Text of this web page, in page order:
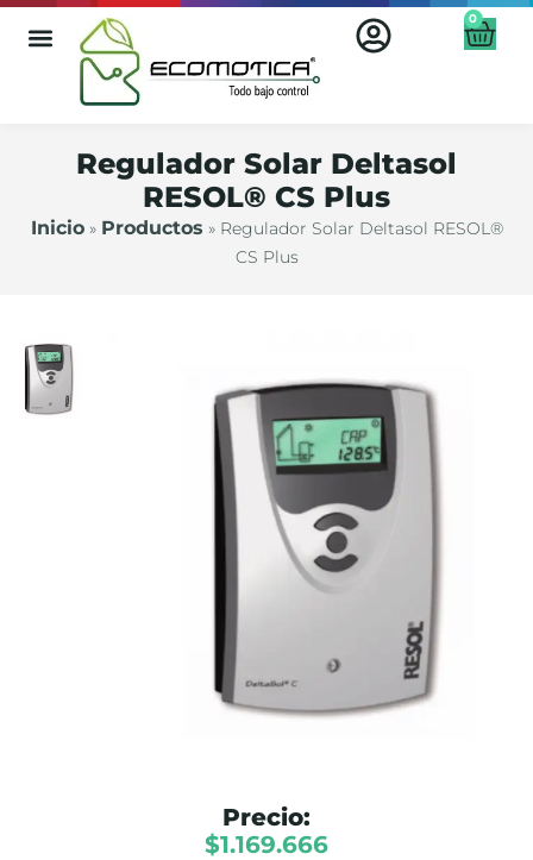
0
Regulador Solar Deltasol
RESOL® CS Plus
Inicio» Productos » Regulador Solar Deltasol RESOL®
CS Plus
Precio:
$1.169.666